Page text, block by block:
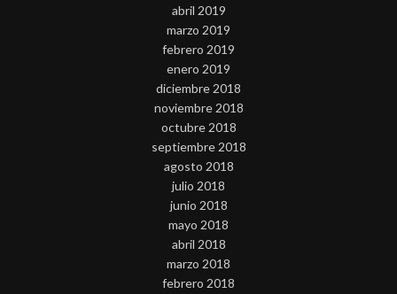
abril 2019
marzo 2019
febrero 2019
enero 2019
diciembre 2018
noviembre 2018
octubre 2018
septiembre 2018
agosto 2018
julio 2018
junio 2018
mayo 2018
abril 2018
marzo 2018
febrero 2018